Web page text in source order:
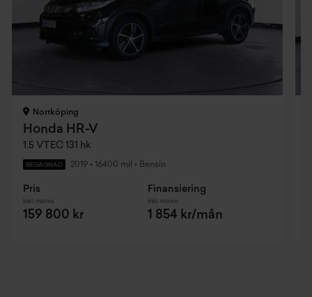
Norrköping
Honda HR-V
1.5 VTEC 131 hk
BEGAGNAD 2019 • 16400 mil • Bensin
Pris
Inkl. moms
159 800 kr
Finansiering
Inkl. moms
1 854 kr/mån